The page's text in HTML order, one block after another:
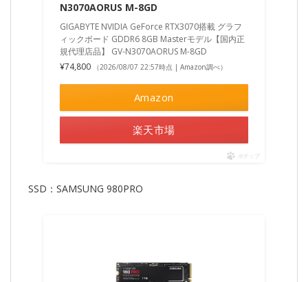
N3070AORUS M-8GD
GIGABYTE NVIDIA GeForce RTX3070搭載 グラフ
ィックボード GDDR6 8GB Masterモデル【国内正
規代理店品】 GV-N3070AORUS M-8GD
¥74,800
（2026/08/07 22:57時点 | Amazon調べ）
Amazon
楽天市場
ポチップ
SSD：SAMSUNG 980PRO